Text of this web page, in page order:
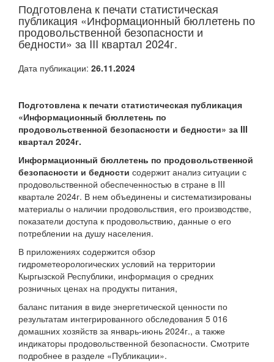
Подготовлена к печати статистическая
публикация «Информационный бюллетень по
продовольственной безопасности и
бедности» за III квартал 2024г.
Дата публикации: 26.11.2024
Подготовлена к печати статистическая публикация
«Информационный бюллетень по
продовольственной безопасности и бедности» за III
квартал 2024г.
Информационный бюллетень по продовольственной
безопасности и бедности содержит анализ ситуации с
продовольственной обеспеченностью в стране в III
квартале 2024г. В нем объединены и систематизированы
материалы о наличии продовольствия, его производстве,
показатели доступа к продовольствию, данные о его
потреблении на душу населения.
В приложениях содержится обзор
гидрометеорологических условий на территории
Кыргызской Республики, информация о средних
розничных ценах на продукты питания,
баланс питания в виде энергетической ценности по
результатам интегрированного обследования 5 016
домашних хозяйств за январь-июнь 2024г., а также
индикаторы продовольственной безопасности. Смотрите
подробнее в разделе «Публикации».